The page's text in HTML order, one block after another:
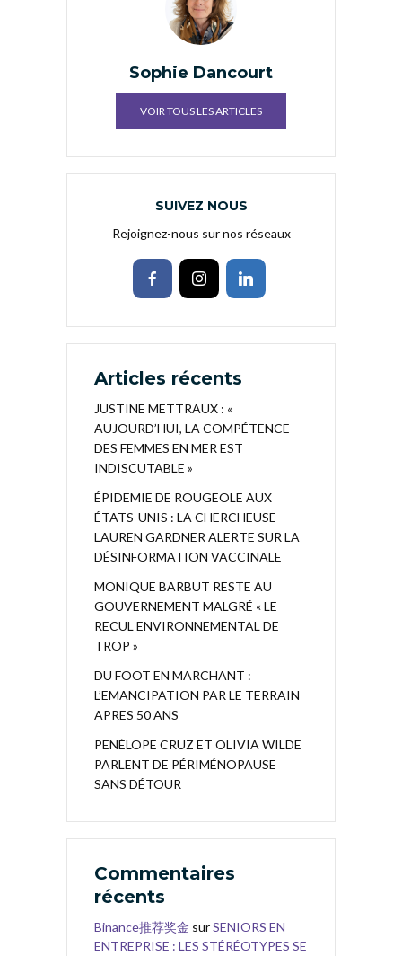
Sophie Dancourt
VOIR TOUS LES ARTICLES
SUIVEZ NOUS
Rejoignez-nous sur nos réseaux
Articles récents
JUSTINE METTRAUX : «
AUJOURD’HUI, LA COMPÉTENCE
DES FEMMES EN MER EST
INDISCUTABLE »
ÉPIDEMIE DE ROUGEOLE AUX
ÉTATS-UNIS : LA CHERCHEUSE
LAUREN GARDNER ALERTE SUR LA
DÉSINFORMATION VACCINALE
MONIQUE BARBUT RESTE AU
GOUVERNEMENT MALGRÉ « LE
RECUL ENVIRONNEMENTAL DE
TROP »
DU FOOT EN MARCHANT :
L’EMANCIPATION PAR LE TERRAIN
APRES 50 ANS
PENÉLOPE CRUZ ET OLIVIA WILDE
PARLENT DE PÉRIMÉNOPAUSE
SANS DÉTOUR
Commentaires
récents
Binance推荐奖金 surSENIORS EN
ENTREPRISE : LES STÉRÉOTYPES SE